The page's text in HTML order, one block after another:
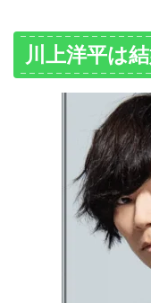
川上洋平は